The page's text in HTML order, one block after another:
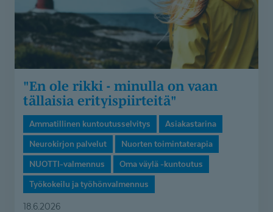
tällaisia
"En ole rikki - minulla on vaan
tällaisia erityispiirteitä"
Ammatillinen kuntoutusselvitys
Asiakastarina
Neurokirjon palvelut
Nuorten toimintaterapia
NUOTTI-valmennus
Oma väylä -kuntoutus
Työkokeilu ja työhönvalmennus
18.6.2026